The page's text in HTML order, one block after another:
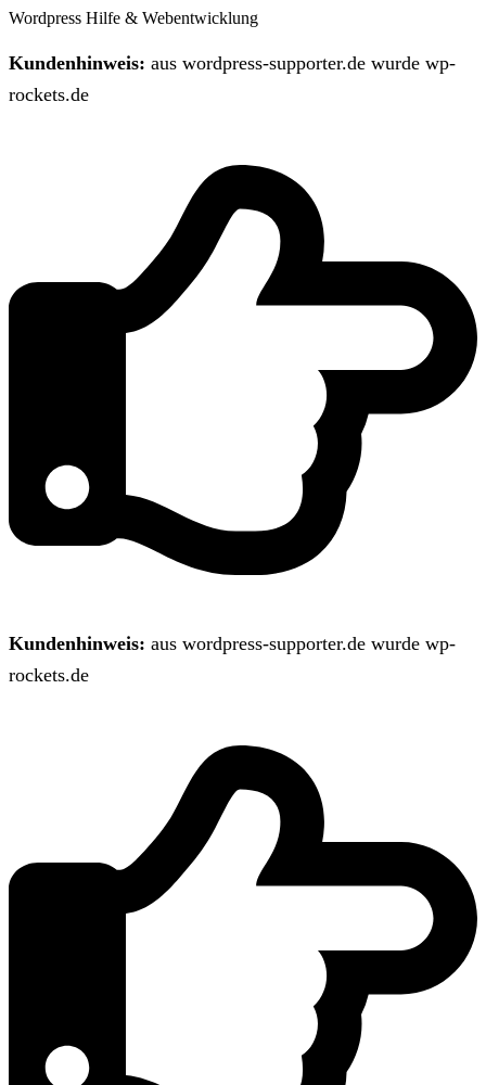
Wordpress Hilfe & Webentwicklung
Kundenhinweis: aus wordpress-supporter.de wurde wp-
rockets.de
Kundenhinweis: aus wordpress-supporter.de wurde wp-
rockets.de